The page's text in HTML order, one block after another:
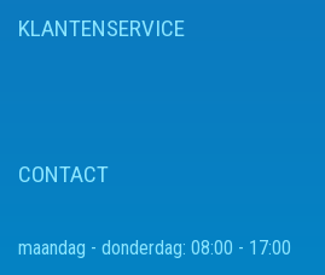
KLANTENSERVICE
CONTACT
maandag - donderdag: 08:00 - 17:00